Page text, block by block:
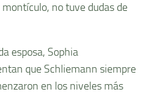
no tuve dudas de
esposa, Sophia
que Schliemann siempre
en los niveles más